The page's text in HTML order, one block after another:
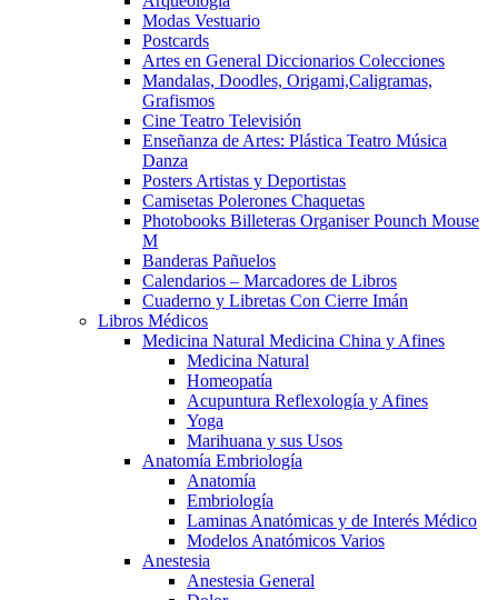
Modas Vestuario
Postcards
Artes en General Diccionarios Colecciones
Mandalas, Doodles, Origami,Caligramas,
Grafismos
Cine Teatro Televisión
Enseñanza de Artes: Plástica Teatro Música
Danza
Posters Artistas y Deportistas
Camisetas Polerones Chaquetas
Photobooks Billeteras Organiser Pounch Mouse
M
Banderas Pañuelos
Calendarios – Marcadores de Libros
Cuaderno y Libretas Con Cierre Imán
Libros Médicos
Medicina Natural Medicina China y Afines
Medicina Natural
Homeopatía
Acupuntura Reflexología y Afines
Yoga
Marihuana y sus Usos
Anatomía Embriología
Anatomía
Embriología
Laminas Anatómicas y de Interés Médico
Modelos Anatómicos Varios
Anestesia
Anestesia General